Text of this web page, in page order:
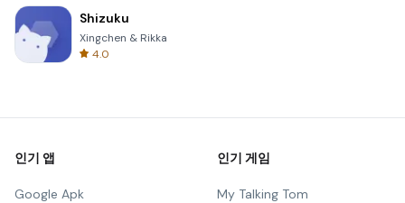
Shizuku
Xingchen & Rikka
4.0
인기 앱
Google Apk
인기 게임
My Talking Tom